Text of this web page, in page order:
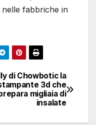
fabbriche in
di Chowbotic la
3d che
migliaia di
insalate